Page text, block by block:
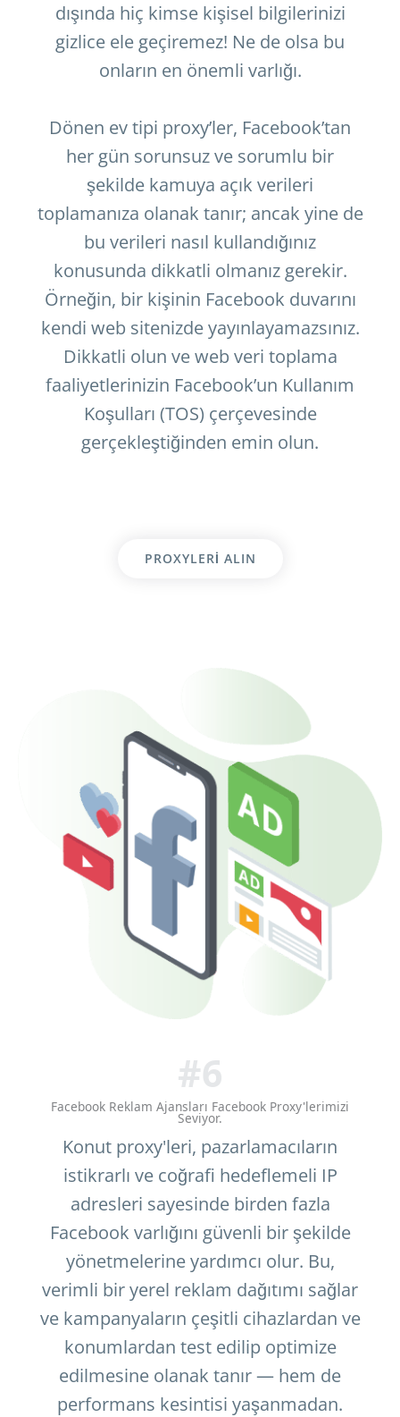
dışında hiç kimse kişisel bilgilerinizi
gizlice ele geçiremez! Ne de olsa bu
onların en önemli varlığı.
Dönen ev tipi proxy’ler, Facebook’tan
her gün sorunsuz ve sorumlu bir
şekilde kamuya açık verileri
toplamanıza olanak tanır; ancak yine de
bu verileri nasıl kullandığınız
konusunda dikkatli olmanız gerekir.
Örneğin, bir kişinin Facebook duvarını
kendi web sitenizde yayınlayamazsınız.
Dikkatli olun ve web veri toplama
faaliyetlerinizin Facebook’un Kullanım
Koşulları (TOS) çerçevesinde
gerçekleştiğinden emin olun.
PROXYLERI ALIN
#6
Facebook Reklam Ajansları Facebook Proxy'lerimizi
Seviyor.
Konut proxy'leri, pazarlamacıların
istikrarlı ve coğrafi hedeflemeli IP
adresleri sayesinde birden fazla
Facebook varlığını güvenli bir şekilde
yönetmelerine yardımcı olur. Bu,
verimli bir yerel reklam dağıtımı sağlar
ve kampanyaların çeşitli cihazlardan ve
konumlardan test edilip optimize
edilmesine olanak tanır — hem de
performans kesintisi yaşanmadan.